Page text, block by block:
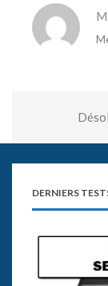
DERNIERS